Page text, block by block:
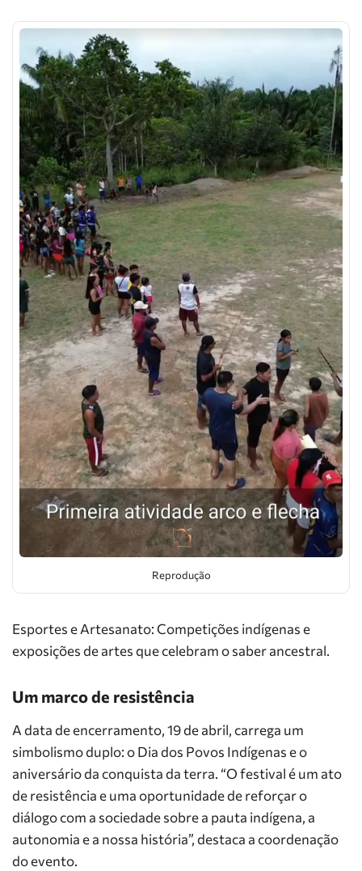
Reprodução
Esportes e Artesanato: Competições indígenas e
exposições de artes que celebram o saber ancestral.
Um marco de resistência
A data de encerramento, 19 de abril, carrega um
simbolismo duplo: o Dia dos Povos Indígenas e o
aniversário da conquista da terra. “O festival é um ato
de resistência e uma oportunidade de reforçar o
diálogo com a sociedade sobre a pauta indígena, a
autonomia e a nossa história”, destaca a coordenação
do evento.